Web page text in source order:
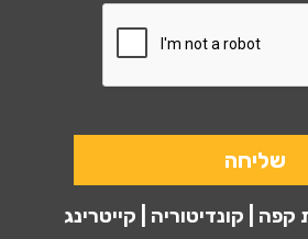
| קונדיטוריה | קייטרינג